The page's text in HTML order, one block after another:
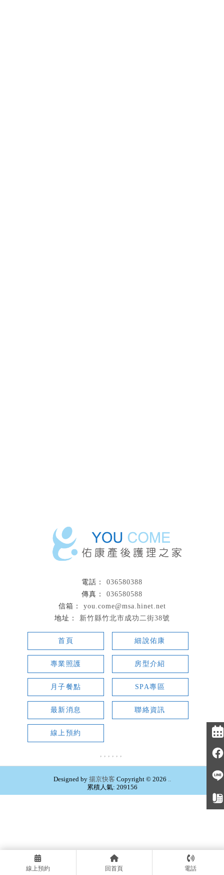
線上預約 回首頁 電話
036580388
036580588
you.come@msa.hinet.net
新竹縣竹北市成功二街38號
首頁 細說佑康
專業照護 房型介紹
月子餐點 SPA專區
最新消息 聯絡資訊
線上預約
Designed by 揚京快客 Copyright © 2026
累積人氣: 209156